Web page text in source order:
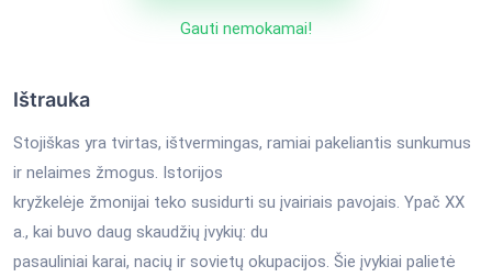
Gauti nemokamai!
Ištrauka
Stojiškas yra tvirtas, ištvermingas, ramiai pakeliantis sunkumus
ir nelaimes žmogus. Istorijos
kryžkelėje žmonijai teko susidurti su įvairiais pavojais. Ypač XX
a., kai buvo daug skaudžių įvykių: du
pasauliniai karai, nacių ir sovietų okupacijos. Šie įvykiai palietė